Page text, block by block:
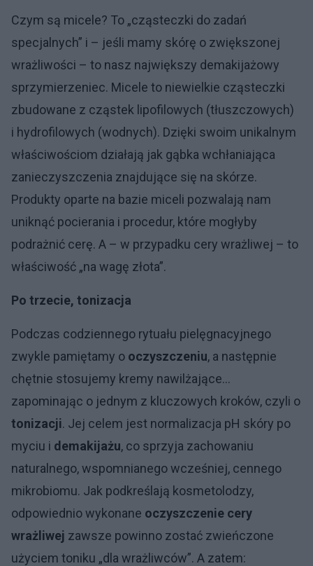
Czym są micele? To „cząsteczki do zadań
specjalnych” i – jeśli mamy skórę o zwiększonej
wrażliwości – to nasz największy demakijażowy
sprzymierzeniec. Micele to niewielkie cząsteczki
zbudowane z cząstek lipofilowych (tłuszczowych)
i hydrofilowych (wodnych). Dzięki swoim unikalnym
właściwościom działają jak gąbka wchłaniająca
zanieczyszczenia znajdujące się na skórze.
Produkty oparte na bazie miceli pozwalają nam
uniknąć pocierania i procedur, które mogłyby
podrażnić cerę. A – w przypadku cery wrażliwej – to
właściwość „na wagę złota”.
Po trzecie, tonizacja
Podczas codziennego rytuału pielęgnacyjnego
zwykle pamiętamy o oczyszczeniu, a następnie
chętnie stosujemy kremy nawilżające…
zapominając o jednym z kluczowych kroków, czyli o
tonizacji. Jej celem jest normalizacja pH skóry po
myciu i demakijażu, co sprzyja zachowaniu
naturalnego, wspomnianego wcześniej, cennego
mikrobiomu. Jak podkreślają kosmetolodzy,
odpowiednio wykonane oczyszczenie cery
wrażliwej zawsze powinno zostać zwieńczone
użyciem toniku „dla wrażliwców”. A zatem: